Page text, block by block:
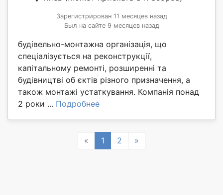
Зарегистрирован 11 месяцев назад
Был на сайте 9 месяцев назад
будівельно-монтажна організація, що
спеціалізується на реконструкції,
капітальному ремонті, розширенні та
будівництві об єктів різного призначення, а
також монтажі устаткування. Компанія понад
2 роки ... Подробнее
« Previous
1 2 »